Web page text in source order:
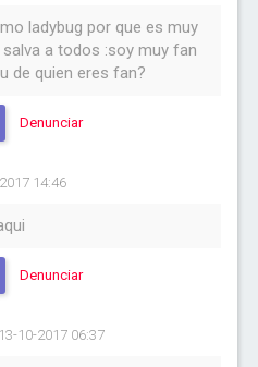
ladybug por que es muy
salva a todos :soy muy fan
de quien eres fan?
Denunciar
14:46
Denunciar
13-10-2017 06:37